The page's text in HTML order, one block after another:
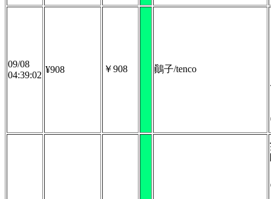
09/08
04:39:02
¥908 ￥908 鷆子/tenco